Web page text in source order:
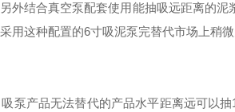
结合真空泵配套使用能抽吸远距离的
这种配置的6寸吸泥泵完替代市场上稍微
泵产品无法替代的产品水平距离远可以